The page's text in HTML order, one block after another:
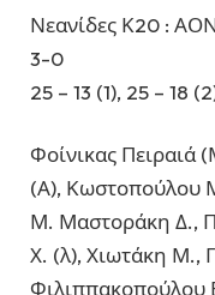
Νεανίδες Κ20 :
3-0
25 – 13 (1), 25 – 18
Φοίνικας Πειραιά
(Α), Κωστοπούλου
Μ. Μαστοράκη Δ.,
Χ. (λ), Χιωτάκη Μ.,
Φιλιππακοπούλου